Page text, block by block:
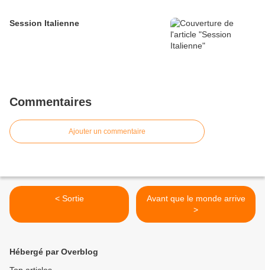
Session Italienne
Commentaires
Ajouter un commentaire
< Sortie
Avant que le monde arrive
>
Hébergé par Overblog